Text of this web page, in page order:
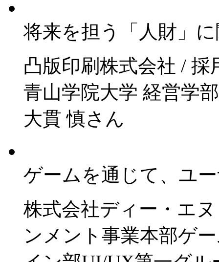
将来を担う「人財」
凸版印刷株式会社 / 採
青山学院大学 経営学
大貫 慎さん
ゲームを通じて、ユ
株式会社ディー・エ
ンメント事業本部ゲ